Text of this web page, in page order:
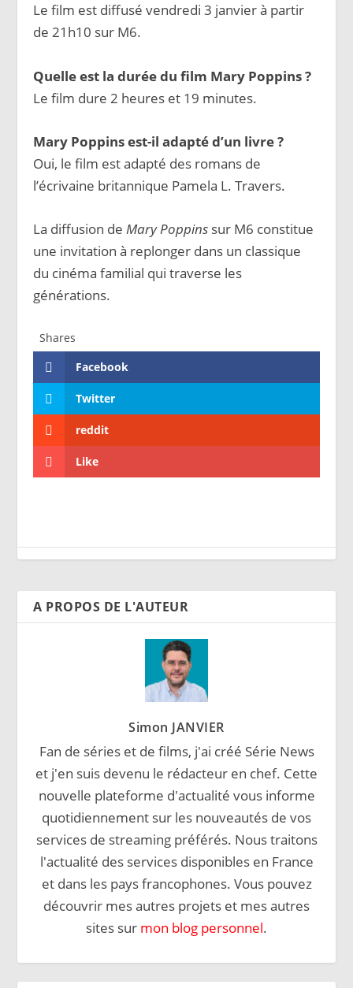
Le film est diffusé vendredi 3 janvier à partir
de 21h10 sur M6.
Quelle est la durée du film Mary Poppins ?
Le film dure 2 heures et 19 minutes.
Mary Poppins est-il adapté d’un livre ?
Oui, le film est adapté des romans de
l’écrivaine britannique Pamela L. Travers.
La diffusion deMary Poppins sur M6 constitue
une invitation à replonger dans un classique
du cinéma familial qui traverse les
générations.
Shares
Facebook
Twitter
reddit
Like
A PROPOS DE L'AUTEUR
Simon JANVIER
Fan de séries et de films, j'ai créé Série News
et j'en suis devenu le rédacteur en chef. Cette
nouvelle plateforme d'actualité vous informe
quotidiennement sur les nouveautés de vos
services de streaming préférés. Nous traitons
l'actualité des services disponibles en France
et dans les pays francophones. Vous pouvez
découvrir mes autres projets et mes autres
sites sur mon blog personnel.